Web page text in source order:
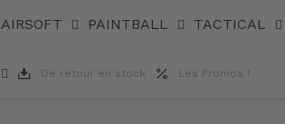
AIRSOFT PAINTBALL TACTICAL
De retour en stock Les Promos !